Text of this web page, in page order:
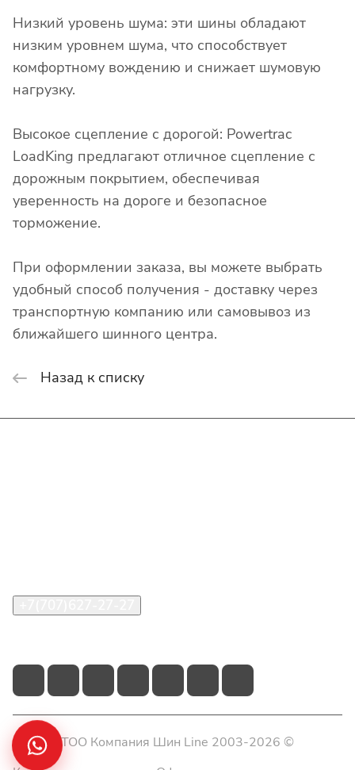
Низкий уровень шума: эти шины обладают
низким уровнем шума, что способствует
комфортному вождению и снижает шумовую
нагрузку.
Высокое сцепление с дорогой: Powertrac
LoadKing предлагают отличное сцепление с
дорожным покрытием, обеспечивая
уверенность на дороге и безопасное
торможение.
При оформлении заказа, вы можете выбрать
удобный способ получения - доставку через
транспортную компанию или самовывоз из
ближайшего шинного центра.
Назад к списку
© 2026 ТОО Компания Шин Line 2003-2026 ©